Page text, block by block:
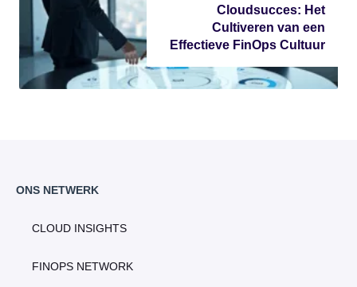
Cloudsucces: Het
Cultiveren van een
Effectieve FinOps Cultuur
ONS NETWERK
CLOUD INSIGHTS
FINOPS NETWORK